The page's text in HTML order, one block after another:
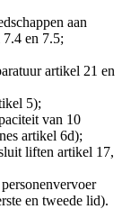
aan
en 7.5;
artikel 21 en
5);
van 10
artikel 6d);
liften artikel 17,
en tweede lid).